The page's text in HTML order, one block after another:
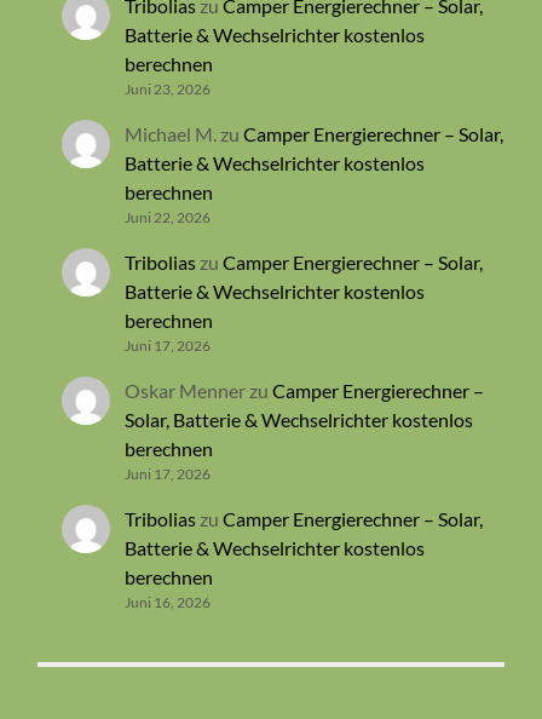
Tribolias zuCamper Energierechner – Solar,
Batterie & Wechselrichter kostenlos
berechnen
Juni 23, 2026
Michael M. zuCamper Energierechner – Solar,
Batterie & Wechselrichter kostenlos
berechnen
Juni 22, 2026
Tribolias zuCamper Energierechner – Solar,
Batterie & Wechselrichter kostenlos
berechnen
Juni 17, 2026
Oskar Menner zuCamper Energierechner –
Solar, Batterie & Wechselrichter kostenlos
berechnen
Juni 17, 2026
Tribolias zuCamper Energierechner – Solar,
Batterie & Wechselrichter kostenlos
berechnen
Juni 16, 2026